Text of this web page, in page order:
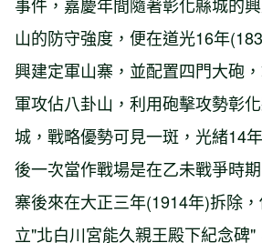
山的防守強度，便在道光16年
興建定軍山寨，並配置四門大砲
軍攻佔八卦山，利用砲擊攻勢彰
城，戰略優勢可見一斑，光緒14
後一次當作戰場是在乙未戰爭時
寨後來在大正三年(1914年)拆除
立"北白川宮能久親王殿下紀念碑